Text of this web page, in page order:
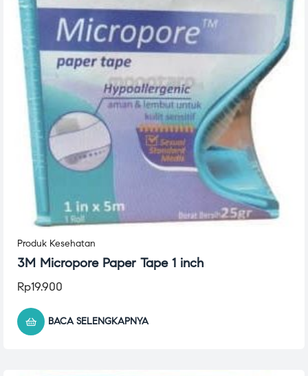
Produk Kesehatan
3M Micropore Paper Tape 1 inch
Rp19.900
BACA SELENGKAPNYA